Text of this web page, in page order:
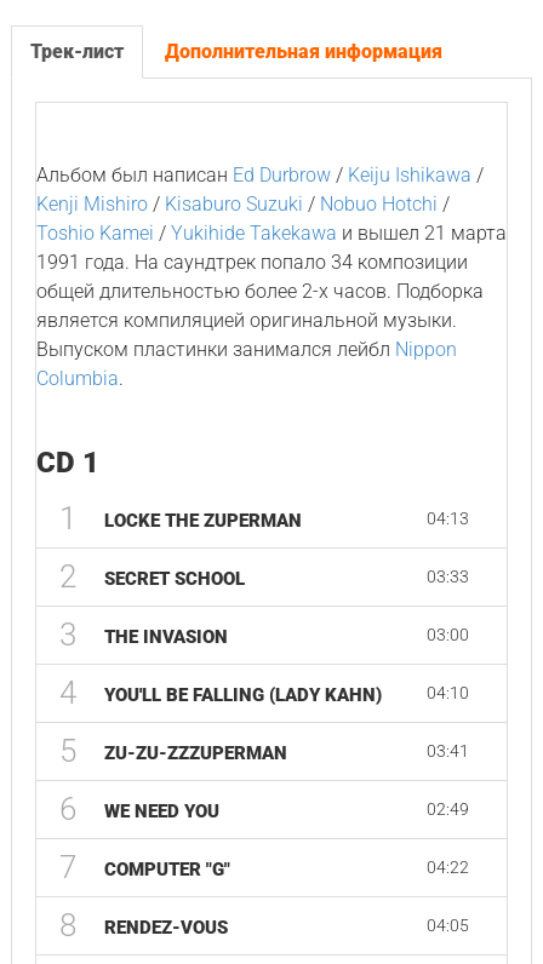
Трек-лист Дополнительная информация
Альбом был написан Ed Durbrow/ Keiju Ishikawa /
Kenji Mishiro/ Kisaburo Suzuki / Nobuo Hotchi /
Toshio Kamei / Yukihide Takekawa и вышел 21 марта
1991 года. На саундтрек попало 34 композиции
общей длительностью более 2-х часов. Подборка
является компиляцией оригинальной музыки.
Выпуском пластинки занимался лейбл Nippon
Columbia.
CD 1
1 LOCKE THE ZUPERMAN 04:13
2 SECRET SCHOOL 03:33
3 THE INVASION 03:00
4 YOU'LL BE FALLING (LADY KAHN) 04:10
5 ZU-ZU-ZZZUPERMAN 03:41
6 WE NEED YOU 02:49
7 COMPUTER "G" 04:22
8 RENDEZ-VOUS 04:05